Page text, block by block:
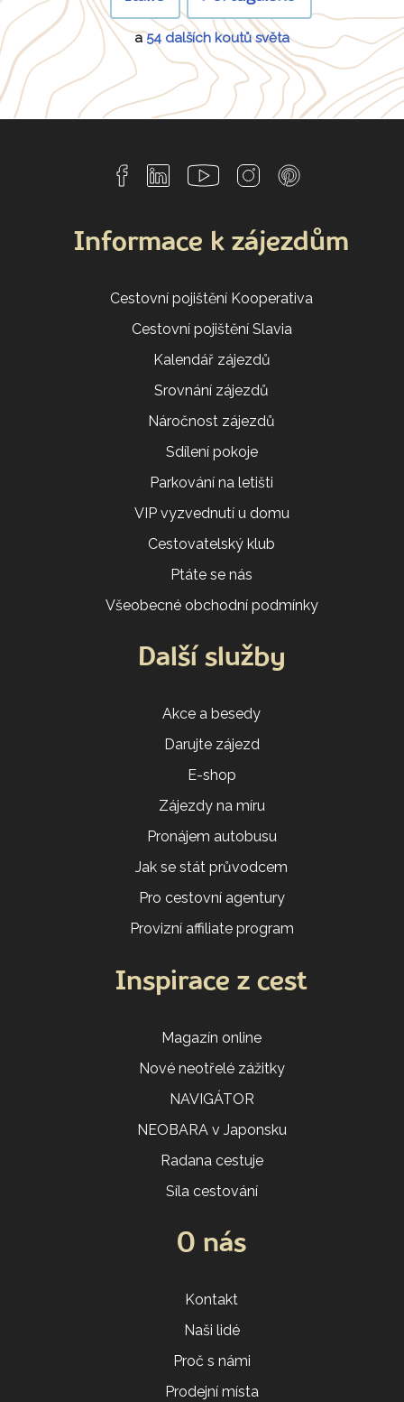
a54 dalších koutů světa
Informace k zájezdům
Cestovní pojištění Kooperativa
Cestovní pojištění Slavia
Kalendář zájezdů
Srovnání zájezdů
Náročnost zájezdů
Sdílení pokoje
Parkování na letišti
VIP vyzvednutí u domu
Cestovatelský klub
Ptáte se nás
Všeobecné obchodní podmínky
Další služby
Akce a besedy
Darujte zájezd
E-shop
Zájezdy na míru
Pronájem autobusu
Jak se stát průvodcem
Pro cestovní agentury
Provizní affiliate program
Inspirace z cest
Magazín online
Nové neotřelé zážitky
NAVIGÁTOR
NEOBARA v Japonsku
Radana cestuje
Síla cestování
O nás
Kontakt
Naši lidé
Proč s námi
Prodejní místa